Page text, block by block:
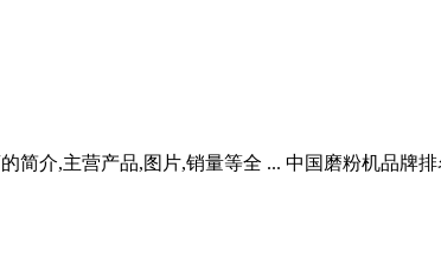
简介,主营产品,图片,销量等全 ... 中国磨粉机品牌